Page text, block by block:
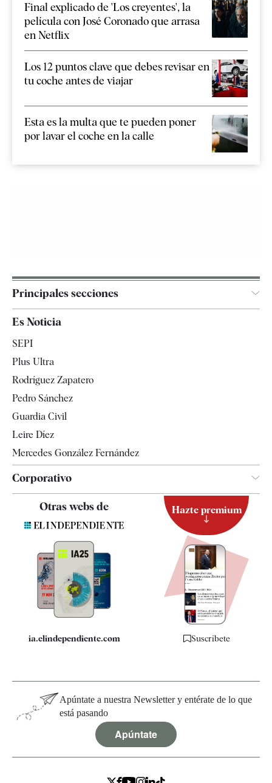
Final explicado de 'Los creyentes', la
película con José Coronado que arrasa
en Netflix
Los 12 puntos clave que debes revisar en
tu coche antes de viajar
Esta es la multa que te pueden poner
por lavar el coche en la calle
Principales secciones
Televisión
Es Noticia
SEPI
Plus Ultra
Rodríguez Zapatero
Pedro Sánchez
Guardia Civil
Leire Díez
Mercedes González Fernández
Corporativo
Quiénes somos
Especificaciones
Otras webs de
ia.elindependiente.com
Hazte premium
Suscríbete
Apúntate a nuestra Newsletter y entérate de lo que
está pasando
Apúntate